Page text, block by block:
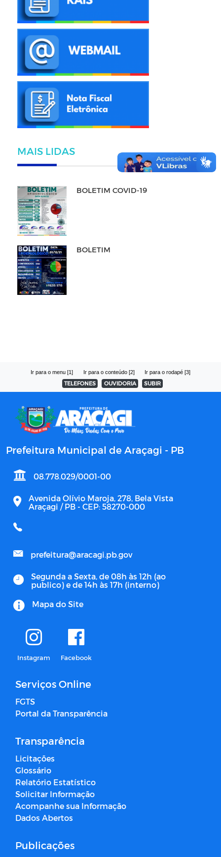
MAIS LIDAS
BOLETIM COVID-19
BOLETIM
Ir para o menu [1] Ir para o conteúdo [2] Ir para o rodapé [3]
TELEFONES OUVIDORIA SUBIR
Prefeitura Municipal de Araçagi - PB
08.778.029/0001-00
Avenida Olívio Maroja, 278, Bela Vista
Araçagi / PB - CEP: 58270-000
prefeitura@aracagi.pb.gov
Segunda a Sexta, de 08h às 12h (ao
publico) e de 14h às 17h (interno)
Mapa do Site
Instagram Facebook
Serviços Online
FGTS
Portal da Transparência
Transparência
Licitações
Glossário
Relatório Estatístico
Solicitar Informação
Acompanhe sua Informação
Dados Abertos
Publicações